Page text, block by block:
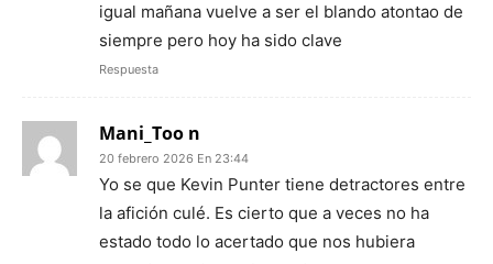
igual mañana vuelve a ser el blando atontao de
siempre pero hoy ha sido clave
Respuesta
Mani_Too n
20 febrero 2026 En 23:44
Yo se que Kevin Punter tiene detractores entre
la afición culé. Es cierto que a veces no ha
estado todo lo acertado que nos hubiera